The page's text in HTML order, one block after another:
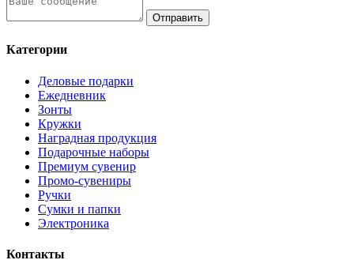
Отправить
Категории
Деловые подарки
Ежедневник
Зонты
Кружки
Наградная продукция
Подарочные наборы
Премиум сувенир
Промо-сувениры
Ручки
Сумки и папки
Электроника
Контакты